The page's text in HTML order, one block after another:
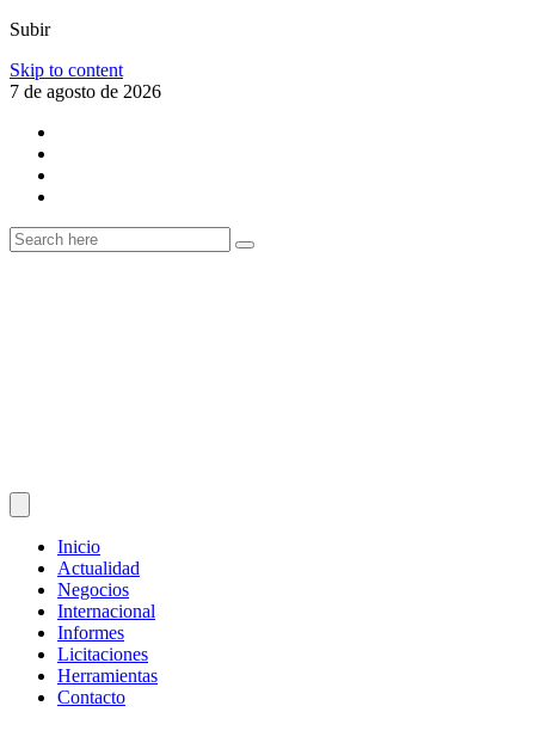
Subir
Skip to content
7 de agosto de 2026
Inicio
Actualidad
Negocios
Internacional
Informes
Licitaciones
Herramientas
Contacto